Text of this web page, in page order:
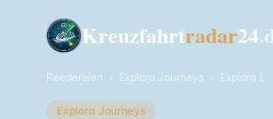
Kreuzfahrtradar24
Reedereien › Explora Journeys › Explora I
Explora Journeys